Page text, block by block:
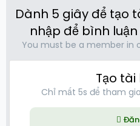
Dành 5 giây để tạo
nhập để bình
You must be a member in
Tạo tài
Chỉ mất 5s để tham